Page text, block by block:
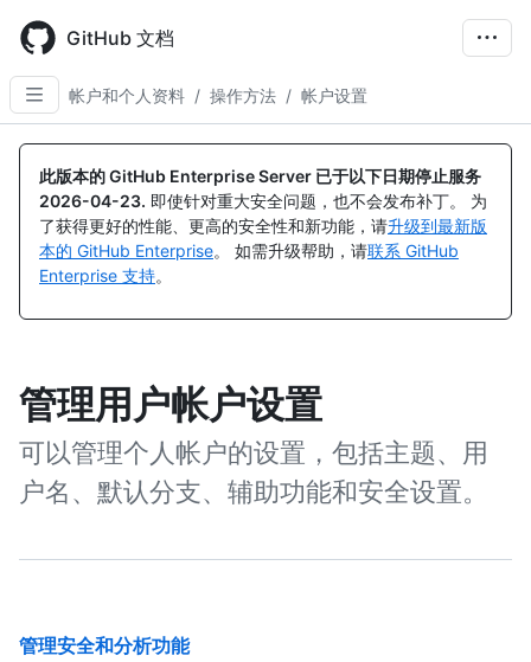
main
content
GitHub 文档
帐户和个人资料 / 操作方法 / 帐户设置
此版本的 GitHub Enterprise Server 已于以下日期停止服务
2026-04-23. 即使针对重大安全问题，也不会发布补丁。 为
了获得更好的性能、更高的安全性和新功能，请升级到最新版
本的 GitHub Enterprise。 如需升级帮助，请联系 GitHub
Enterprise 支持。
管理用户帐户设置
可以管理个人帐户的设置，包括主题、用
户名、默认分支、辅助功能和安全设置。
管理安全和分析功能